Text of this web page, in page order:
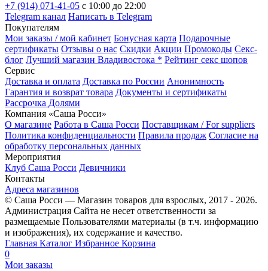
+7 (914) 071-41-05 c 10:00 до 22:00
Telegram канал Написать в Telegram
Покупателям
Мои заказы / мой кабинет Бонусная карта Подарочные
сертификаты Отзывы о нас Скидки Акции Промокоды Секс-
блог Лучший магазин Владивостока * Рейтинг секс шопов
Сервис
Доставка и оплата Доставка по России Анонимность
Гарантия и возврат товара Документы и сертификаты
Рассрочка Долями
Компания «Саша Росси»
О магазине Работа в Саша Росси Поставщикам / For suppliers
Политика конфиденциальности Правила продаж Согласие на
обработку персональных данных
Мероприятия
Клуб Саша Росси Девичники
Контакты
Адреса магазинов
© Саша Росси — Магазин товаров для взрослых, 2017 - 2026.
Администрация Сайта не несет ответственности за
размещаемые Пользователями материалы (в т.ч. информацию
и изображения), их содержание и качество.
Главная Каталог Избранное Корзина
0
Мои заказы